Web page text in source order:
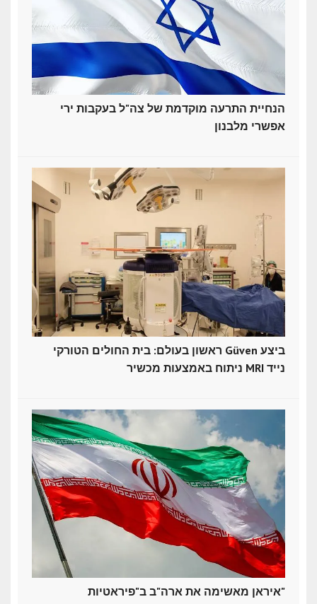
הנחיית התרעה מוקדמת של צה"ל בעקבות ירי
אפשרי מלבנון
ראשון בעולם: בית החולים הטורקי Güven ביצע
ניתוח באמצעות מכשיר MRI נייד
איראן מאשימה את ארה"ב ב"פיראטיות"